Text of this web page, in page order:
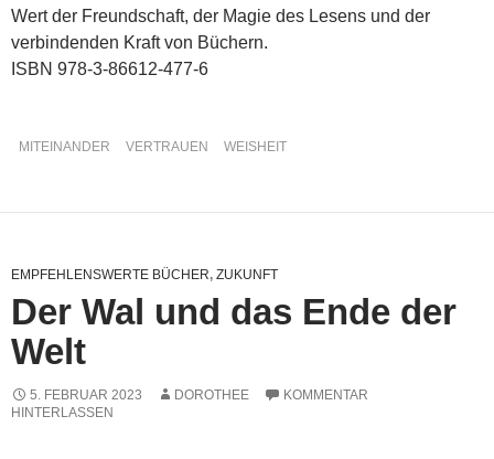
Wert der Freundschaft, der Magie des Lesens und der
verbindenden Kraft von Büchern.
ISBN 978-3-86612-477-6
MITEINANDER VERTRAUEN WEISHEIT
EMPFEHLENSWERTE BÜCHER, ZUKUNFT
Der Wal und das Ende der
Welt
5. FEBRUAR 2023 DOROTHEE
KOMMENTAR
HINTERLASSEN